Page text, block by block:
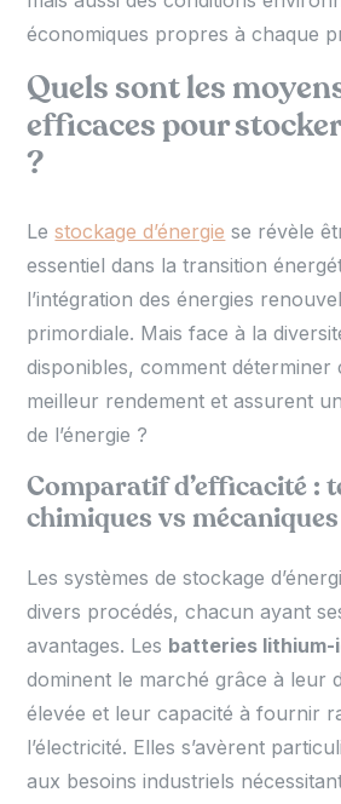
économiques propres à chaque
Quels sont les
efficaces pour stocker
?
Lestockage d’énergie se révèle
essentiel dans la transition
l’intégration des énergies
primordiale. Mais face à la
disponibles, comment déterminer
meilleur rendement et assurent
de l’énergie ?
Comparatif d’efficacité :
chimiques vs mécaniques
Les systèmes de stockage
divers procédés, chacun ayant
avantages. Les batteries lithium-
dominent le marché grâce à leur
élevée et leur capacité à fournir
l’électricité. Elles s’avèrent
aux besoins industriels